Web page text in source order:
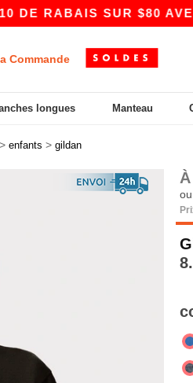
SUR $80 AVEC LE
Commande
longues Manteau
> enfants > gildan